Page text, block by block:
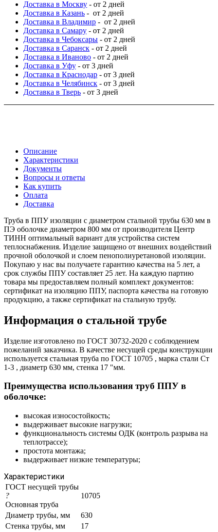
Доставка в Москву - от 2 дней
Доставка в Казань - от 2 дней
Доставка в Владимир - от 2 дней
Доставка в Самару - от 2 дней
Доставка в Чебоксары - от 2 дней
Доставка в Саранск - от 2 дней
Доставка в Иваново - от 2 дней
Доставка в Уфу - от 3 дней
Доставка в Краснодар - от 3 дней
Доставка в Челябинск - от 3 дней
Доставка в Тверь - от 3 дней
Описание
Характеристики
Документы
Вопросы и ответы
Как купить
Оплата
Доставка
Труба в ППУ изоляции с диаметром стальной трубы 630 мм в
ПЭ оболочке диаметром 800 мм от производителя Центр
ТИНН оптимальный вариант для устройства систем
теплоснабжения. Изделие защищено от внешних воздействий
прочной оболочкой и слоем пенополиуретановой изоляции.
Покупаю у нас вы получаете гарантию качества на 5 лет, а
срок службы ППУ составляет 25 лет. На каждую партию
товара мы предоставляем полный комплект документов:
сертификат на изоляцию ППУ, паспорта качества на готовую
продукцию, а также сертификат на стальную трубу.
Информация о стальной трубе
Изделие изготовлено по ГОСТ 30732-2020 с соблюдением
пожеланий заказчика. В качестве несущей среды конструкции
используется стальная труба по ГОСТ 10705 , марка стали Ст
1-3 , диаметр 630 мм, стенка 17 "мм.
Преимущества использования труб ППУ в
оболочке:
высокая износостойкость;
выдерживает высокие нагрузки;
функциональность системы ОДК (контроль разрыва на
теплотрассе);
простота монтажа;
выдерживает низкие температуры;
Характеристики
ГОСТ несущей трубы
?
Основная труба
10705
Диаметр трубы, мм
630
Стенка трубы, мм
17